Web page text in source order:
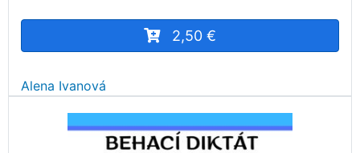
2,50 €
Alena Ivanová